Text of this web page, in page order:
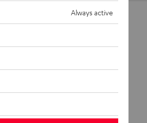
Always active